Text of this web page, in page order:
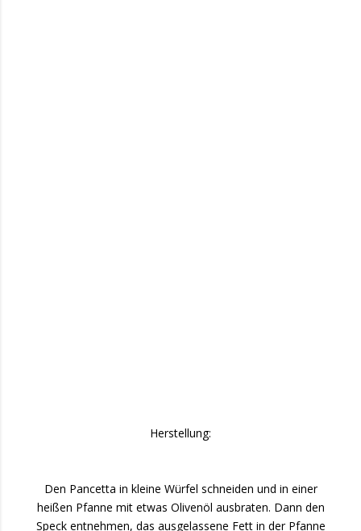
Herstellung:
Den Pancetta in kleine Würfel schneiden und in einer
heißen Pfanne mit etwas Olivenöl ausbraten. Dann den
Speck entnehmen, das ausgelassene Fett in der Pfanne